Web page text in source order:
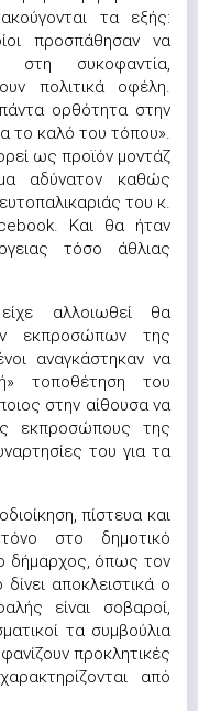
τα εξής:
προσπάθησαν να
στη συκοφαντία,
πολιτικά οφέλη.
ορθότητα στην
το καλό του τόπου».
ως προϊόν μοντάζ
αδύνατον καθώς
του κ.
Και θα ήταν
τόσο άθλιας
αλλοιωθεί θα
εκπροσώπων της
αναγκάστηκαν να
τοποθέτηση του
στην αίθουσα να
εκπροσώπους της
του για τα
πίστευα και
στο δημοτικό
ο δήμαρχος, όπως τον
αποκλειστικά ο
είναι σοβαροί,
τα συμβούλια
προκλητικές
από